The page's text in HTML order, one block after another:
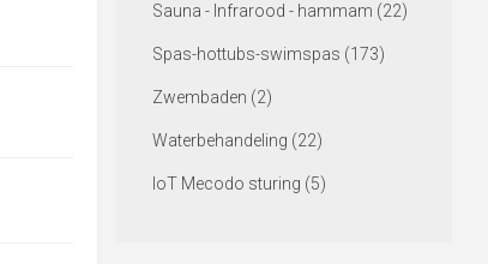
Sauna - Infrarood - hammam (22)
Spas-hottubs-swimspas (173)
Zwembaden (2)
Waterbehandeling (22)
IoT Mecodo sturing (5)